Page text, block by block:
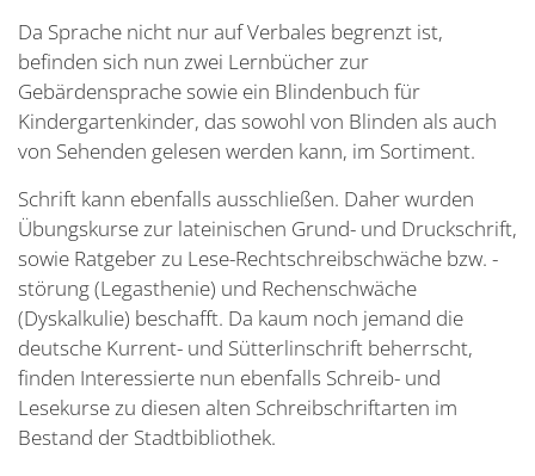
Da Sprache nicht nur auf Verbales begrenzt ist,
befinden sich nun zwei Lernbücher zur
Gebärdensprache sowie ein Blindenbuch für
Kindergartenkinder, das sowohl von Blinden als auch
von Sehenden gelesen werden kann, im Sortiment.
Schrift kann ebenfalls ausschließen. Daher wurden
Übungskurse zur lateinischen Grund- und Druckschrift,
sowie Ratgeber zu Lese-Rechtschreibschwäche bzw. -
störung (Legasthenie) und Rechenschwäche
(Dyskalkulie) beschafft. Da kaum noch jemand die
deutsche Kurrent- und Sütterlinschrift beherrscht,
finden Interessierte nun ebenfalls Schreib- und
Lesekurse zu diesen alten Schreibschriftarten im
Bestand der Stadtbibliothek.